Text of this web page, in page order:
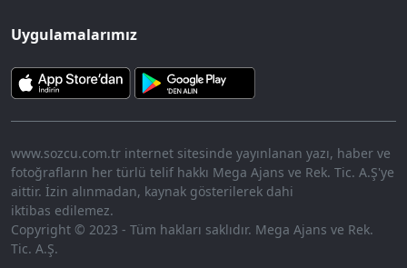
Uygulamalarımız
www.sozcu.com.tr internet sitesinde yayınlanan yazı, haber ve
fotoğrafların her türlü telif hakkı Mega Ajans ve Rek. Tic. A.Ş'ye
aittir. İzin alınmadan, kaynak gösterilerek dahi
iktibas edilemez.
Copyright © 2023 - Tüm hakları saklıdır. Mega Ajans ve Rek.
Tic. A.Ş.